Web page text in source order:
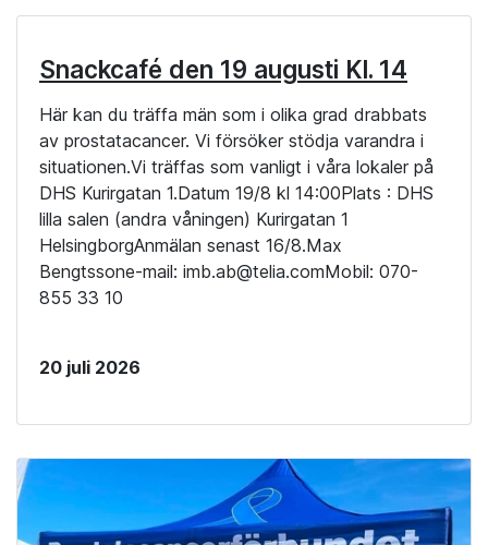
Snackcafé den 19 augusti Kl. 14
Här kan du träffa män som i olika grad drabbats
av prostatacancer. Vi försöker stödja varandra i
situationen.Vi träffas som vanligt i våra lokaler på
DHS Kurirgatan 1.Datum 19/8 kl 14:00Plats : DHS
lilla salen (andra våningen) Kurirgatan 1
HelsingborgAnmälan senast 16/8.Max
Bengtssone-mail: imb.ab@telia.comMobil: 070-
855 33 10
20 juli 2026